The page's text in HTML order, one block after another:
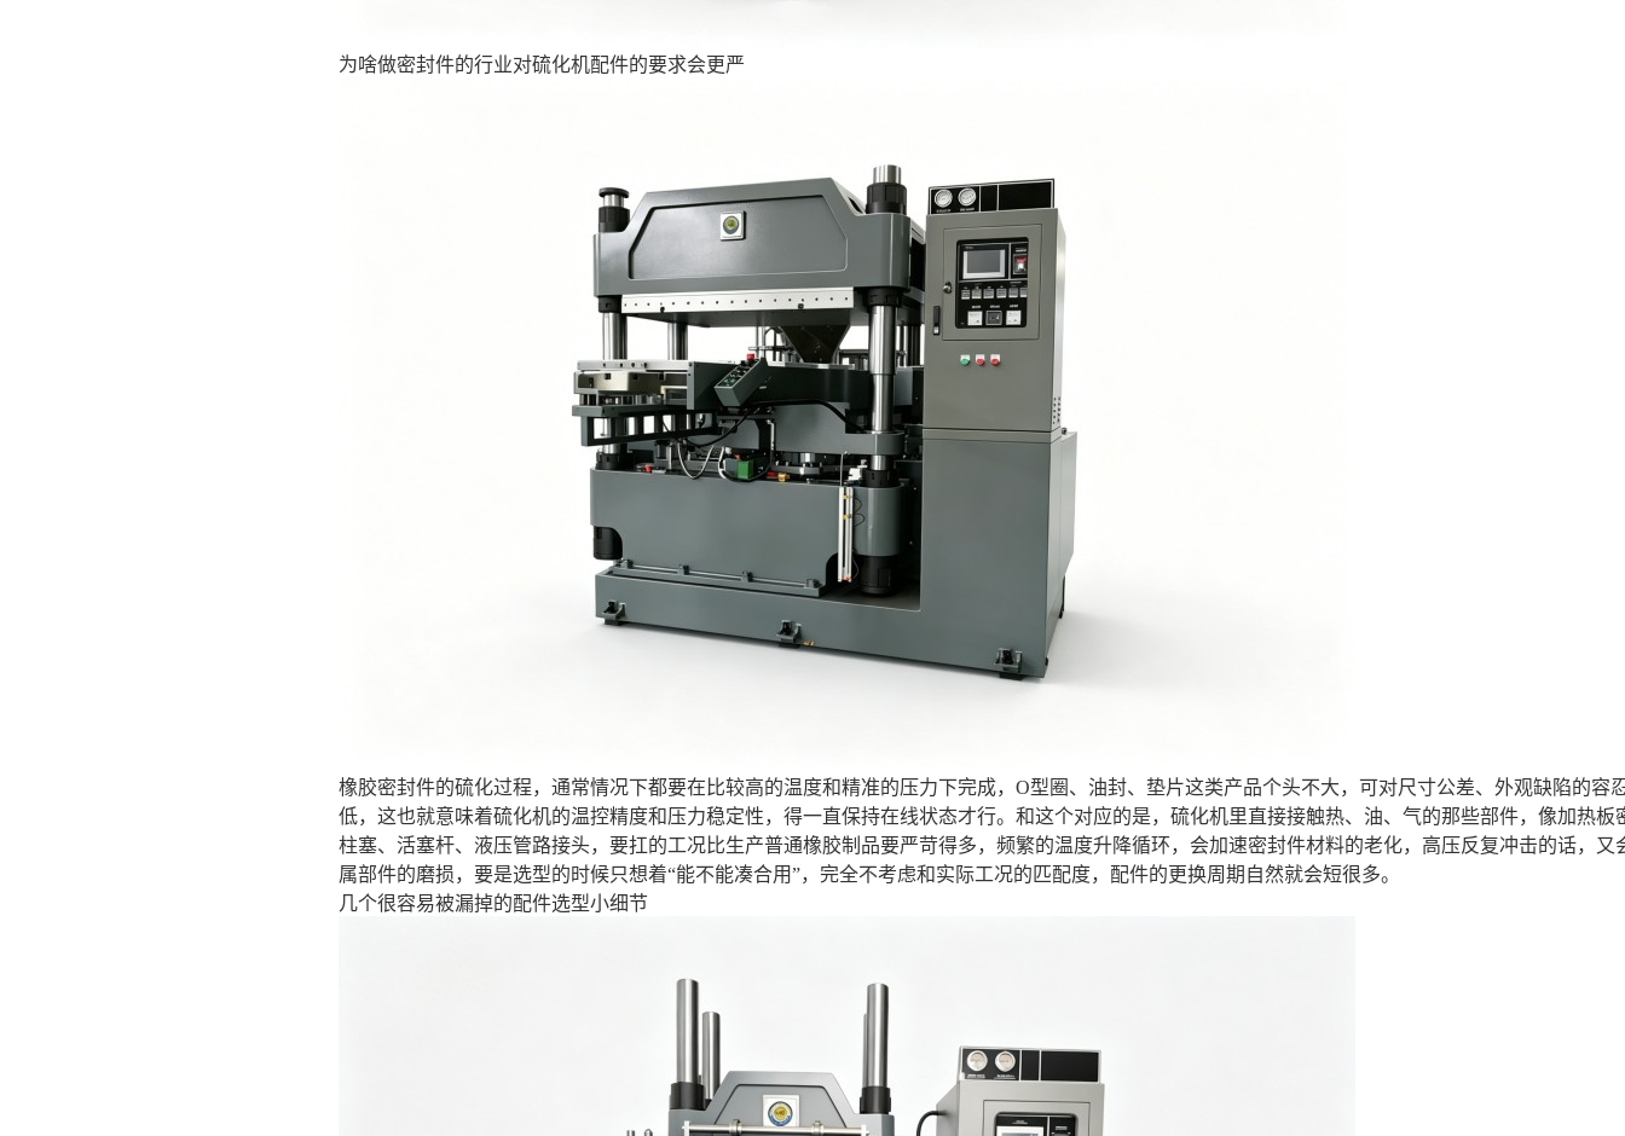
为啥做密封件的行业对硫化机配件的要求会更严
橡胶密封件的硫化过程，通常情况下都要在比较高的温度和精准的压力下完成，O型圈、油封、垫片这类产品个头不大，可对尺寸公差、外观缺陷的容
低，这也就意味着硫化机的温控精度和压力稳定性，得一直保持在线状态才行。和这个对应的是，硫化机里直接接触热、油、气的那些部件，像加热板
柱塞、活塞杆、液压管路接头，要扛的工况比生产普通橡胶制品要严苛得多，频繁的温度升降循环，会加速密封件材料的老化，高压反复冲击的话，又
属部件的磨损，要是选型的时候只想着“能不能凑合用”，完全不考虑和实际工况的匹配度，配件的更换周期自然就会短很多。
几个很容易被漏掉的配件选型小细节